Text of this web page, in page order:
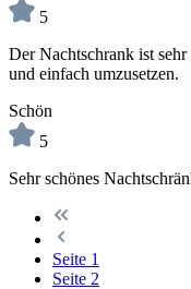
5
Der Nachtschrank ist
und einfach umzusetzen.
Schön
5
Sehr schönes
Seite 1
Seite 2